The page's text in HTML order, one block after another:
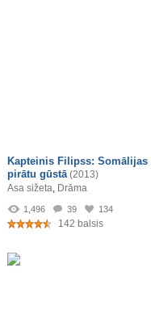
Kapteinis Filipss: Somālijas
pirātu gūstā (2013)
Asa sižeta, Drāma
1,496 39 134
142 balsis